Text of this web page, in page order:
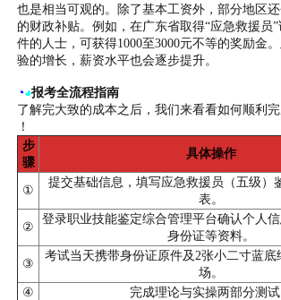
也是相当可观的。除了基本工资外，部分地区
的财政补贴。例如，在广东省取得“应急救援员
件的人士，可获得1000至3000元不等的奖励金
验的增长，薪资水平也会逐步提升。
◔◕报考全流程指南
了解完大致的成本之后，我们来看看如何顺利
！
步
骤
具体操作
①
提交基础信息，填写应急救援员（五级）
表。
②
登录职业技能鉴定综合管理平台确认个人
身份证等资料。
③
考试当天携带身份证原件及2张小二寸蓝
场。
④
完成理论与实操两部分测试